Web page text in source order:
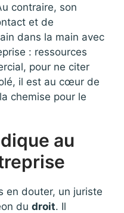
contraire, son
et de
dans la main avec
: ressources
pour ne citer
il est au cœur de
chemise pour le
au
en douter, un juriste
du droit. Il